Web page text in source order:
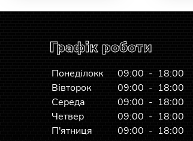
Графік роботи
Понеділокк
09:00 - 18:00
Вівторок
09:00 - 18:00
Середа
09:00 - 18:00
Четвер
09:00 - 18:00
П'ятниця
09:00 - 18:00